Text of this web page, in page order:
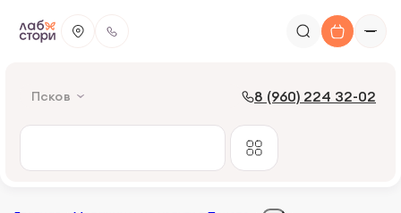
Псков 8 (960) 224 32-02